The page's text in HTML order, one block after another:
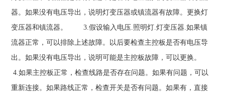
器。如果没有电压导出，说明灯变压器或镇流器有故障。更换灯
变压器和镇流器。 3.假设输入电压.照明灯.灯变压器.如果镇
流器正常，可以排除上述故障。以后要检查主控板是否有电压导
出。如果没有电压导出，说明可能是主控板故障，可以更换。
4.如果主控板正常，检查线路是否存在问题。如果有问题，可以
重新连接。如果路线正常，检查开关是否有问题。如果有，直接